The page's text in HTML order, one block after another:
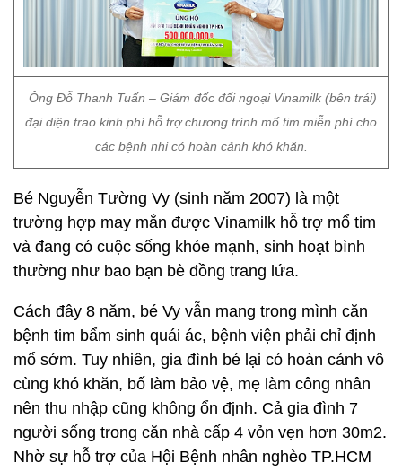
Ông Đỗ Thanh Tuấn – Giám đốc đối ngoại Vinamilk (bên trái)
đại diện trao kinh phí hỗ trợ chương trình mổ tim miễn phí cho
các bệnh nhi có hoàn cảnh khó khăn.
Bé Nguyễn Tường Vy (sinh năm 2007) là một
trường hợp may mắn được Vinamilk hỗ trợ mổ tim
và đang có cuộc sống khỏe mạnh, sinh hoạt bình
thường như bao bạn bè đồng trang lứa.
Cách đây 8 năm, bé Vy vẫn mang trong mình căn
bệnh tim bẩm sinh quái ác, bệnh viện phải chỉ định
mổ sớm. Tuy nhiên, gia đình bé lại có hoàn cảnh vô
cùng khó khăn, bố làm bảo vệ, mẹ làm công nhân
nên thu nhập cũng không ổn định. Cả gia đình 7
người sống trong căn nhà cấp 4 vỏn vẹn hơn 30m2.
Nhờ sự hỗ trợ của Hội Bệnh nhân nghèo TP.HCM